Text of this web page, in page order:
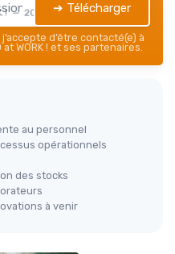
! — 2026 ➔ Télécharger
d’être contacté(e) à
WORK ! et ses partenaires.
au personnel
opérationnels
des stocks
à venir